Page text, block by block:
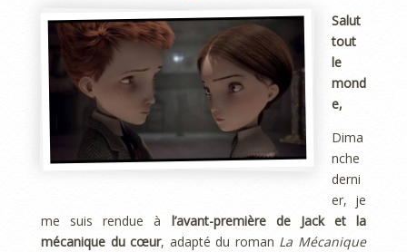
Salut
tout
le
mond
e,
Dima
nche
derni
er, je
me suis rendue à l’avant-première de Jack et la
mécanique du cœur, adapté du roman La Mécanique